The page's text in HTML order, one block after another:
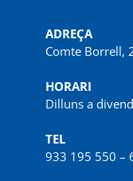
ADREÇA
Comte Borrell,
HORARI
Dilluns a
TEL
933 195 550 –